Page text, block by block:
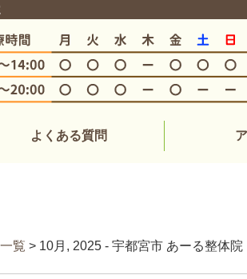
よくある質問
覧 > 10月, 2025 - 宇都宮市 あーる整体